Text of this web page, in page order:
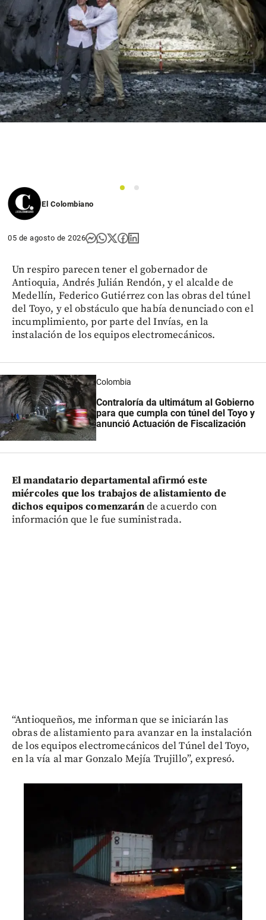
1
2
El Colombiano
05 de agosto de 2026
Un respiro parecen tener el gobernador de
Antioquia, Andrés Julián Rendón, y el alcalde de
Medellín, Federico Gutiérrez con las obras del túnel
del Toyo, y el obstáculo que había denunciado con el
incumplimiento, por parte del Invías, en la
instalación de los equipos electromecánicos.
Colombia
Contraloría da ultimátum al Gobierno
para que cumpla con túnel del Toyo y
anunció Actuación de Fiscalización
El mandatario departamental afirmó este
miércoles que los trabajos de alistamiento de
dichos equipos comenzaránde acuerdo con
información que le fue suministrada.
“Antioqueños, me informan que se iniciarán las
obras de alistamiento para avanzar en la instalación
de los equipos electromecánicos del Túnel del Toyo,
en la vía al mar Gonzalo Mejía Trujillo”, expresó.